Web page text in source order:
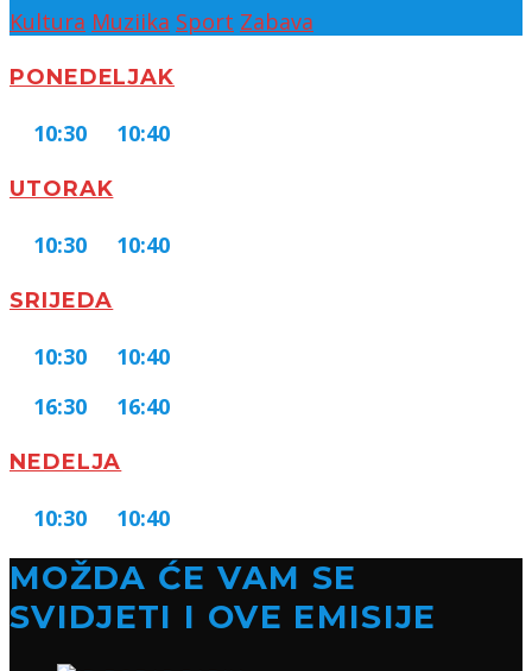
Kultura Muziika Sport Zabava
PONEDELJAK
10:30 10:40
UTORAK
10:30 10:40
SRIJEDA
10:30
10:40
16:30
16:40
NEDELJA
10:30 10:40
MOŽDA ĆE VAM SE
SVIDJETI I OVE EMISIJE